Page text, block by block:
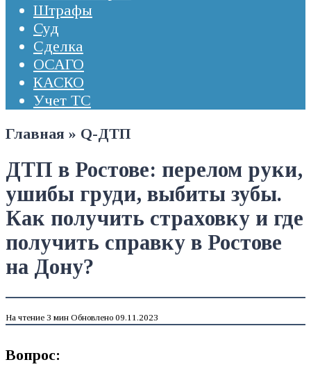
Штрафы
Суд
Сделка
ОСАГО
КАСКО
Учет ТС
Главная » Q-ДТП
ДТП в Ростове: перелом руки,
ушибы груди, выбиты зубы.
Как получить страховку и где
получить справку в Ростове
на Дону?
На чтение 3 мин Обновлено 09.11.2023
Вопрос: